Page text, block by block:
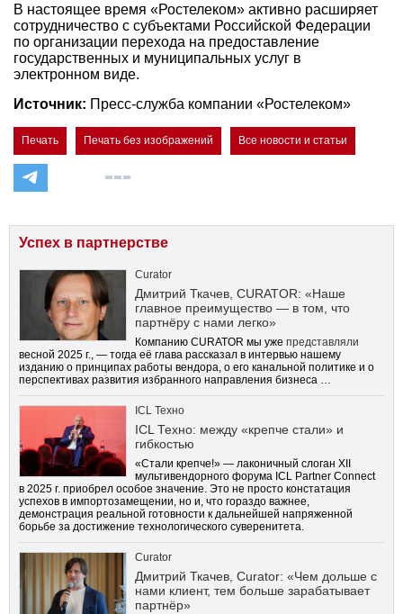
В настоящее время «Ростелеком» активно расширяет
сотрудничество с субъектами Российской Федерации
по организации перехода на предоставление
государственных и муниципальных услуг в
электронном виде.
Источник: Пресс-служба компании «Ростелеком»
Печать Печать без изображений Все новости и статьи
Успех в партнерстве
Curator
Дмитрий Ткачев, CURATOR: «Наше
главное преимущество — в том, что
партнёру с нами легко»
Компанию CURATOR мы уже представляли
весной 2025 г., — тогда её глава рассказал в интервью нашему
изданию о принципах работы вендора, о его канальной политике и о
перспективах развития избранного направления бизнеса …
ICL Техно
ICL Техно: между «крепче стали» и
гибкостью
«Стали крепче!» — лаконичный слоган XII
мультивендорного форума ICL Partner Connect
в 2025 г. приобрел особое значение. Это не просто констатация
успехов в импортозамещении, но и, что гораздо важнее,
демонстрация реальной готовности к дальнейшей напряженной
борьбе за достижение технологического суверенитета.
Curator
Дмитрий Ткачев, Curator: «Чем дольше с
нами клиент, тем больше зарабатывает
партнёр»